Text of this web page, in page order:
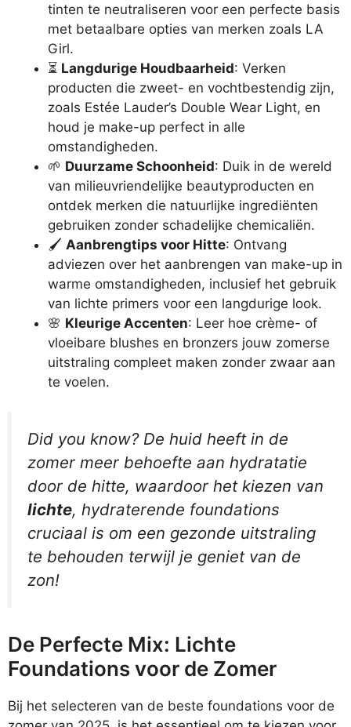
tinten te neutraliseren voor een perfecte basis
met betaalbare opties van merken zoals LA
Girl.
⏳ Langdurige Houdbaarheid: Verken
producten die zweet- en vochtbestendig zijn,
zoals Estée Lauder’s Double Wear Light, en
houd je make-up perfect in alle
omstandigheden.
🌱 Duurzame Schoonheid: Duik in de wereld
van milieuvriendelijke beautyproducten en
ontdek merken die natuurlijke ingrediënten
gebruiken zonder schadelijke chemicaliën.
🖌️ Aanbrengtips voor Hitte: Ontvang
adviezen over het aanbrengen van make-up in
warme omstandigheden, inclusief het gebruik
van lichte primers voor een langdurige look.
🌸 Kleurige Accenten: Leer hoe crème- of
vloeibare blushes en bronzers jouw zomerse
uitstraling compleet maken zonder zwaar aan
te voelen.
Did you know? De huid heeft in de
zomer meer behoefte aan hydratatie
door de hitte, waardoor het kiezen van
lichte, hydraterende foundations
cruciaal is om een gezonde uitstraling
te behouden terwijl je geniet van de
zon!
De Perfecte Mix: Lichte
Foundations voor de Zomer
Bij het selecteren van de beste foundations voor de